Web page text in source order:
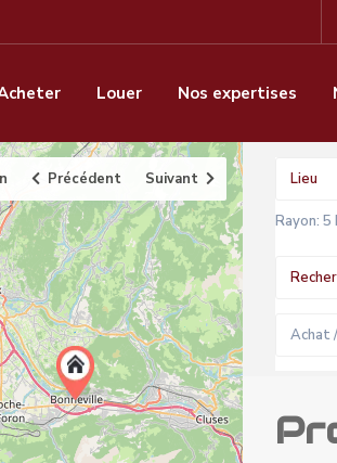
Louer Nos expertises
Précédent Suivant
Rayon: 5
Achat